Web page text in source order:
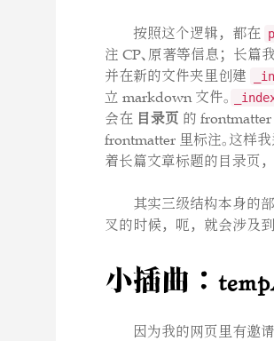
按照这个逻辑，都在
注 CP、原著等信息；长篇
并在新的文件夹里创建
立 markdown 文件。
会在 目录页 的 frontmatter
frontmatter 里标注。这样
着长篇文章标题的目录页
其实三级结构本身的
叉的时候，呃，就会涉及
小插曲：
因为我的网页里有邀